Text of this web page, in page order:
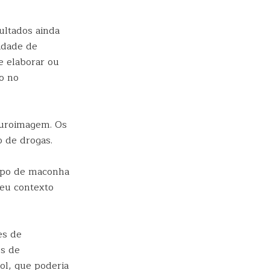
ainda
de
elaborar ou
no
Os
drogas.
de maconha
contexto
de
de
que poderia